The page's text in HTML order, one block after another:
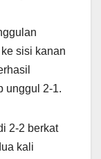
sisi kanan
unggul 2-1.
2-2 berkat
kali